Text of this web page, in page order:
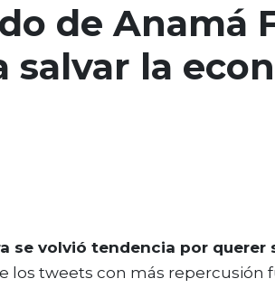
de Anamá
salvar la
se volvió tendencia por querer
los tweets con más repercusión